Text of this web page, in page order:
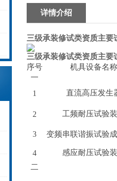
详情介绍
三级承装修试类资质主要
三级承装修试类资质主要
序号
机具设备名称
一
1
直流高压发生
2 工频耐压试验
3 变频串联谐振试验
4
感应耐压试验
二